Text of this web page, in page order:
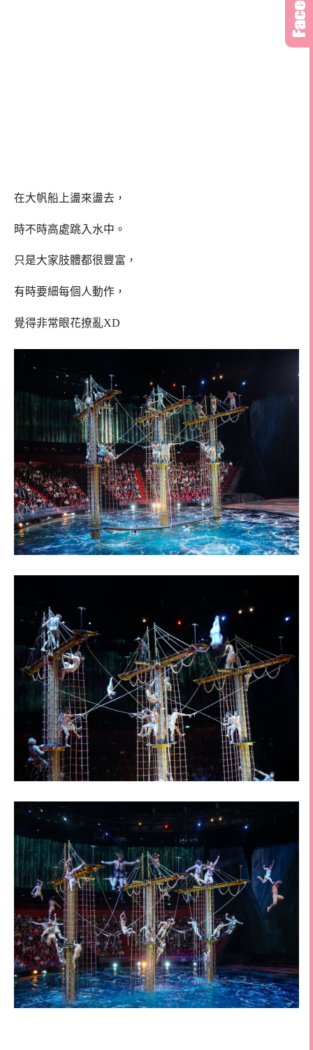
在大帆船上盪來盪去，
時不時高處跳入水中。
只是大家肢體都很豐富，
有時要細每個人動作，
覺得非常眼花撩亂XD